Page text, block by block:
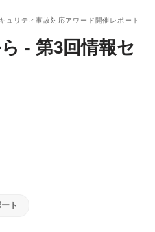
ュリティ事故対応アワード開催レポート
- 第3回情報セ
ト